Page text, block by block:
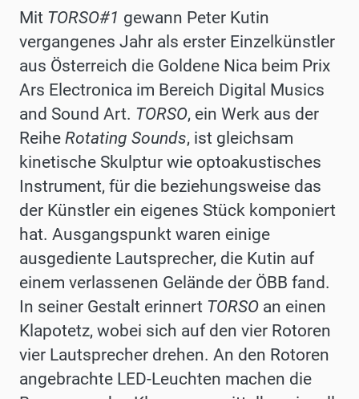
Mit TORSO#1 gewann Peter Kutin
vergangenes Jahr als erster Einzelkünstler
aus Österreich die Goldene Nica beim Prix
Ars Electronica im Bereich Digital Musics
and Sound Art. TORSO, ein Werk aus der
Reihe Rotating Sounds, ist gleichsam
kinetische Skulptur wie optoakustisches
Instrument, für die beziehungsweise das
der Künstler ein eigenes Stück komponiert
hat. Ausgangspunkt waren einige
ausgediente Lautsprecher, die Kutin auf
einem verlassenen Gelände der ÖBB fand.
In seiner Gestalt erinnert TORSO an einen
Klapotetz, wobei sich auf den vier Rotoren
vier Lautsprecher drehen. An den Rotoren
angebrachte LED-Leuchten machen die